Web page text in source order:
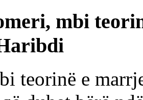
mbi
teorinë e